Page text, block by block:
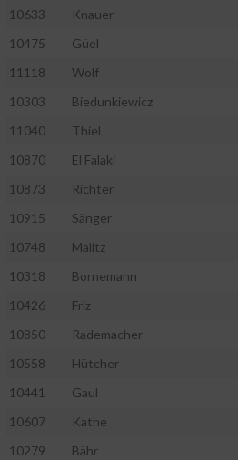
10633
Knauer
10475
Güel
11118
Wolf
10303
Biedunkiewicz
11040
Thiel
10870
El Falaki
10873
Richter
10915
Sänger
10748
Malitz
10318
Bornemann
10426
Friz
10850
Rademacher
10558
Hütcher
10441
Gaul
10607
Kathe
10279
Bähr